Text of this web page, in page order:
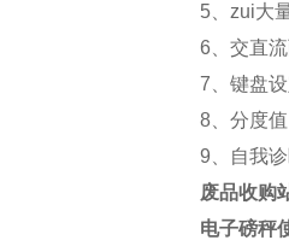
5、zui大
6、交直
7、键盘设
8、分度
9、自我
废品收购
电子磅秤